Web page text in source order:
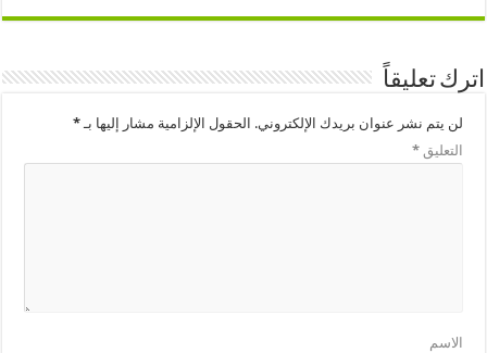
اترك تعليقاً
لن يتم نشر عنوان بريدك الإلكتروني. الحقول الإلزامية مشار إليها بـ*
التعليق*
الاسم